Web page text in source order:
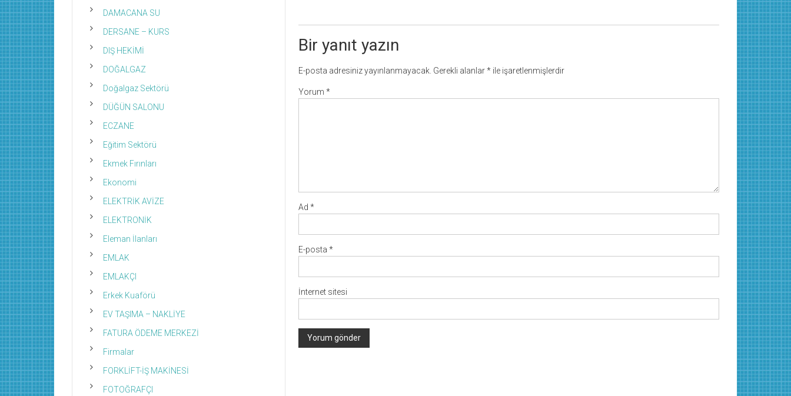
Bir yanıt yazın
E-posta adresiniz yayınlanmayacak. Gerekli alanlar* ile işaretlenmişlerdir
Yorum *
Ad *
E-posta *
İnternet sitesi
DAMACANA SU
DERSANE – KURS
DIŞ HEKİMİ
DOĞALGAZ
Doğalgaz Sektörü
DÜĞÜN SALONU
ECZANE
Eğitim Sektörü
Ekmek Fırınları
Ekonomi
ELEKTRİK AVİZE
ELEKTRONİK
Eleman İlanları
EMLAK
EMLAKÇI
Erkek Kuaförü
EV TAŞIMA – NAKLİYE
FATURA ÖDEME MERKEZİ
Firmalar
FORKLİFT-İŞ MAKİNESİ
FOTOĞRAFÇI